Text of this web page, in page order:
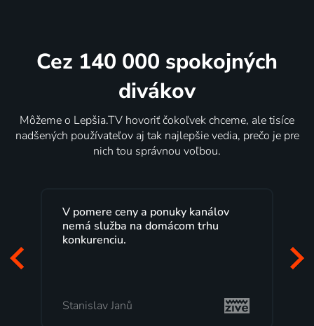
Cez 140 000 spokojných
divákov
Môžeme o Lepšia.TV hovoriť čokoľvek chceme, ale tisíce
nadšených používateľov aj tak najlepšie vedia, prečo je pre
nich tou správnou voľbou.
Lepšia.TV sledujem už niekoľko
rokov s maximálnou spokojnosťou.
Veľký výber programov a možnosť
Milada Tomešová